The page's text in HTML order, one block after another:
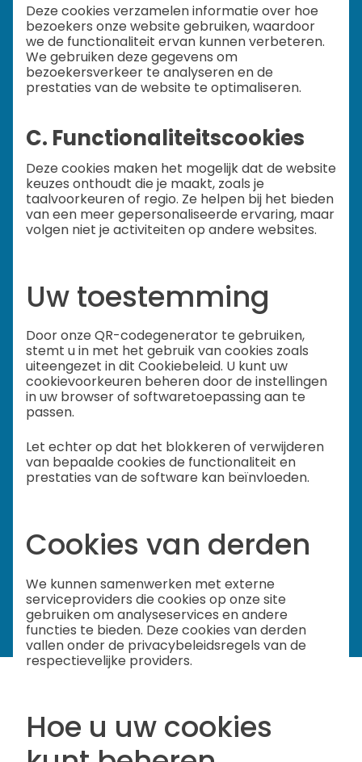
Deze cookies verzamelen informatie over hoe
bezoekers onze website gebruiken, waardoor
we de functionaliteit ervan kunnen verbeteren.
We gebruiken deze gegevens om
bezoekersverkeer te analyseren en de
prestaties van de website te optimaliseren.
C. Functionaliteitscookies
Deze cookies maken het mogelijk dat de website
keuzes onthoudt die je maakt, zoals je
taalvoorkeuren of regio. Ze helpen bij het bieden
van een meer gepersonaliseerde ervaring, maar
volgen niet je activiteiten op andere websites.
Uw toestemming
Door onze QR-codegenerator te gebruiken,
stemt u in met het gebruik van cookies zoals
uiteengezet in dit Cookiebeleid. U kunt uw
cookievoorkeuren beheren door de instellingen
in uw browser of softwaretoepassing aan te
passen.
Let echter op dat het blokkeren of verwijderen
van bepaalde cookies de functionaliteit en
prestaties van de software kan beïnvloeden.
Cookies van derden
We kunnen samenwerken met externe
serviceproviders die cookies op onze site
gebruiken om analyseservices en andere
functies te bieden. Deze cookies van derden
vallen onder de privacybeleidsregels van de
respectievelijke providers.
Hoe u uw cookies